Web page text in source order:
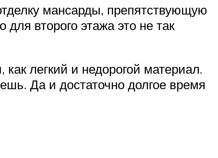
мансарды, препятствующую
второго этажа это не так
легкий и недорогой материал.
Да и достаточно долгое время